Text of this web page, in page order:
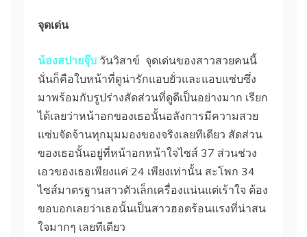
จุดเด่น
น้องสปายจุ๊บ วันวิสาข์ จุดเด่นของสาวสวยคนนี้
นั่นก็คือใบหน้าที่ดูน่ารักแอบยั่วและแอบแซ่บซึ่ง
มาพร้อมกับรูปร่างสัดส่วนที่ดูดีเป็นอย่างมาก เรียก
ได้เลยว่าหน้าอกของเธอนั้นอลังการมีความสวย
แซ่บจัดจ้านทุกมุมมองของจริงเลยทีเดียว สัดส่วน
ของเธอนั้นอยู่ที่หน้าอกหน้าใจไซส์ 37 ส่วนช่วง
เอวของเธอเพียงแค่ 24 เพียงเท่านั้น สะโพก 34
ไซส์มาตรฐานสาวตัวเล็กเครื่องแน่นแต่เร้าใจ ต้อง
ขอบอกเลยว่าเธอนั้นเป็นสาวฮอตร้อนแรงที่น่าสน
ใจมากๆ เลยทีเดียว